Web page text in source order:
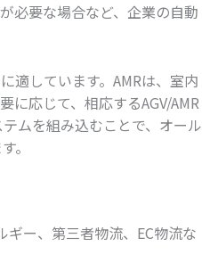
必要な場合など、企業の自動
適しています。AMRは、室内
に応じて、相応するAGV/AMR
ムを組み込むことで、オール
。
ー、第三者物流、EC物流な